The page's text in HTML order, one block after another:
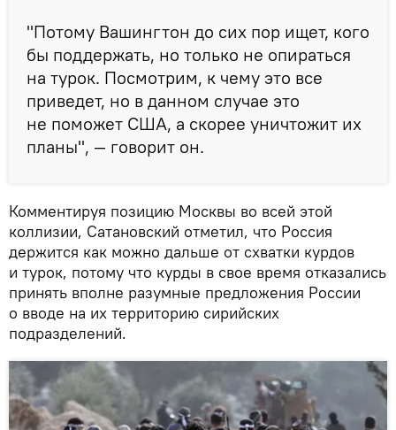
"Потому Вашингтон до сих пор ищет, кого
бы поддержать, но только не опираться
на турок. Посмотрим, к чему это все
приведет, но в данном случае это
не поможет США, а скорее уничтожит их
планы", — говорит он.
Комментируя позицию Москвы во всей этой
коллизии, Сатановский отметил, что Россия
держится как можно дальше от схватки курдов
и турок, потому что курды в свое время отказались
принять вполне разумные предложения России
о вводе на их территорию сирийских
подразделений.